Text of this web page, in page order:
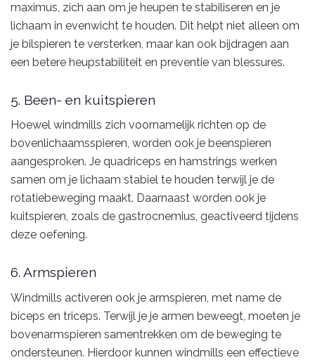
maximus, zich aan om je heupen te stabiliseren en je
lichaam in evenwicht te houden. Dit helpt niet alleen om
je bilspieren te versterken, maar kan ook bijdragen aan
een betere heupstabiliteit en preventie van blessures.
5. Been- en kuitspieren
Hoewel windmills zich voornamelijk richten op de
bovenlichaamsspieren, worden ook je beenspieren
aangesproken. Je quadriceps en hamstrings werken
samen om je lichaam stabiel te houden terwijl je de
rotatiebeweging maakt. Daarnaast worden ook je
kuitspieren, zoals de gastrocnemius, geactiveerd tijdens
deze oefening.
6. Armspieren
Windmills activeren ook je armspieren, met name de
biceps en triceps. Terwijl je je armen beweegt, moeten je
bovenarmspieren samentrekken om de beweging te
ondersteunen. Hierdoor kunnen windmills een effectieve